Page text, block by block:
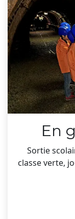
En
Sortie
classe verte,